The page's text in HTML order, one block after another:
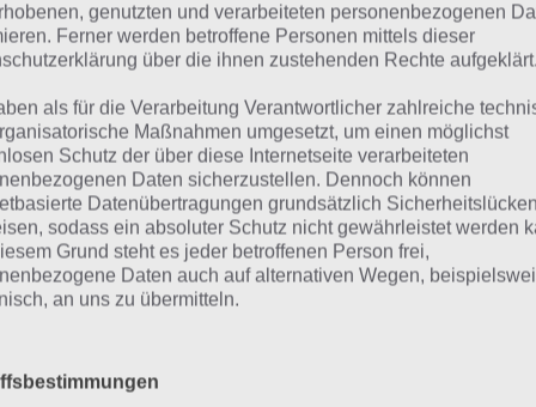
haben wir nun noch eine Übersicht zu den Lösungen,
wird, da es insgesamt 12 Level gibt.
1 Walkthrough zu Merlins
1 ist sozusagen das Tutorial zu Merlins Adventure,
gezeigt werden, da das Spiel selbsterklärend ist.
komplizierter. Wer an einem Rätsel scheitert, findet
genutzten und verarbeiteten personenbezogenen
Ferner werden betroffene Personen mittels dieser
über die ihnen zustehenden Rechte aufgeklärt.
als für die Verarbeitung Verantwortlicher zahlreiche
Maßnahmen umgesetzt, um einen möglichst
Schutz der über diese Internetseite verarbeiteten
Daten sicherzustellen. Dennoch können
Datenübertragungen grundsätzlich Sicherheitslücken
sodass ein absoluter Schutz nicht gewährleistet werden
Grund steht es jeder betroffenen Person frei,
Daten auch auf alternativen Wegen,
an uns zu übermitteln.